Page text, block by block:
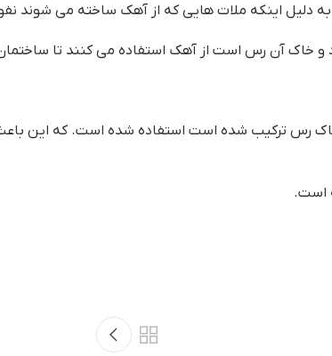
دلیل اینکه ملات هایی که از آهک ساخته می شوند
آن رس است از آهک استفاده می کنند تا
رس ترکیب شده است استفاده شده است. که این
است.